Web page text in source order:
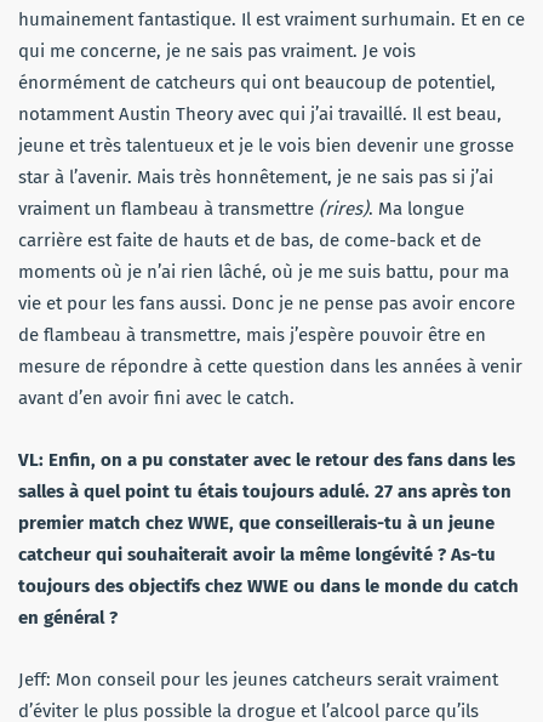
humainement fantastique. Il est vraiment surhumain. Et en ce
qui me concerne, je ne sais pas vraiment. Je vois
énormément de catcheurs qui ont beaucoup de potentiel,
notamment Austin Theory avec qui j’ai travaillé. Il est beau,
jeune et très talentueux et je le vois bien devenir une grosse
star à l’avenir. Mais très honnêtement, je ne sais pas si j’ai
vraiment un flambeau à transmettre (rires). Ma longue
carrière est faite de hauts et de bas, de come-back et de
moments où je n’ai rien lâché, où je me suis battu, pour ma
vie et pour les fans aussi. Donc je ne pense pas avoir encore
de flambeau à transmettre, mais j’espère pouvoir être en
mesure de répondre à cette question dans les années à venir
avant d’en avoir fini avec le catch.
VL: Enfin, on a pu constater avec le retour des fans dans les
salles à quel point tu étais toujours adulé. 27 ans après ton
premier match chez WWE, que conseillerais-tu à un jeune
catcheur qui souhaiterait avoir la même longévité ? As-tu
toujours des objectifs chez WWE ou dans le monde du catch
en général ?
Jeff: Mon conseil pour les jeunes catcheurs serait vraiment
d’éviter le plus possible la drogue et l’alcool parce qu’ils